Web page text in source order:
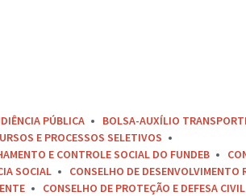
PÚBLICA BOLSA-AUXÍLIO
E PROCESSOS SELETIVOS
E CONTROLE SOCIAL DO FUNDEB
SOCIAL
CONSELHO DE DESENVOLVIMENTO
CONSELHO DE PROTEÇÃO E DEFESA CIVIL